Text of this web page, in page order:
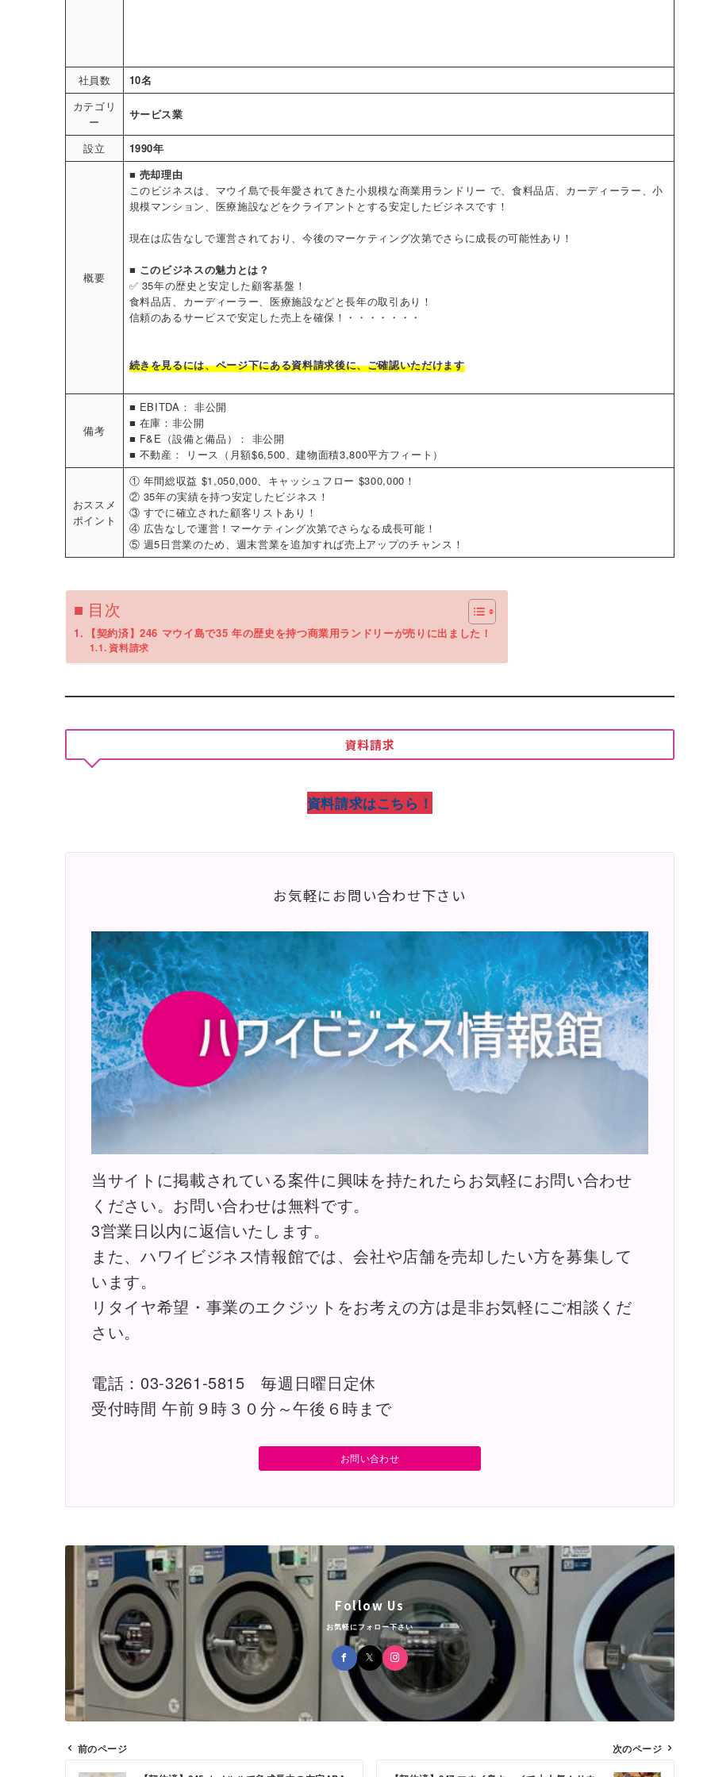
社員数
10名
カテゴリ
ー
サービス業
設立 1990年
概要
■ 売却理由
このビジネスは、マウイ島で長年愛されてきた小規模な商業用ランドリー で、食料品店、カーディーラー、小
規模マンション、医療施設などをクライアントとする安定したビジネスです！
現在は広告なしで運営されており、今後のマーケティング次第でさらに成長の可能性あり！
■ このビジネスの魅力とは？
✅ 35年の歴史と安定した顧客基盤！
食料品店、カーディーラー、医療施設などと長年の取引あり！
信頼のあるサービスで安定した売上を確保！・・・・・・・
続きを見るには、ページ下にある資料請求後に、ご確認いただけます
備考
■ EBITDA： 非公開
■ 在庫：非公開
■ F&E（設備と備品）： 非公開
■ 不動産： リース（月額$6,500、建物面積3,800平方フィート）
おススメ
ポイント
① 年間総収益 $1,050,000、キャッシュフロー $300,000！
② 35年の実績を持つ安定したビジネス！
③ すでに確立された顧客リストあり！
④ 広告なしで運営！マーケティング次第でさらなる成長可能！
⑤ 週5日営業のため、週末営業を追加すれば売上アップのチャンス！
■ 目次
【契約済】246 マウイ島で35 年の歴史を持つ商業用ランドリーが売りに出ました！
資料請求
資料請求
資料請求はこちら！
お気軽にお問い合わせ下さい
当サイトに掲載されている案件に興味を持たれたらお気軽にお問い合わせ
ください。お問い合わせは無料です。
3営業日以内に返信いたします。
また、ハワイビジネス情報館では、会社や店舗を売却したい方を募集して
います。
リタイヤ希望・事業のエクジットをお考えの方は是非お気軽にご相談くだ
さい。
電話：03-3261-5815 毎週日曜日定休
受付時間 午前９時３０分～午後６時まで
お問い合わせ
Follow Us
お気軽にフォロー下さい
前のページ 次のページ